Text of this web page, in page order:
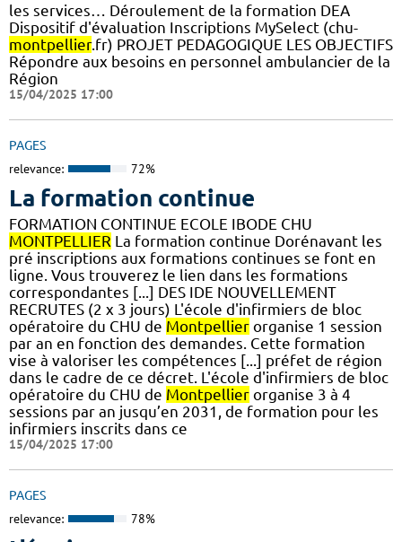
les services… Déroulement de la formation DEA
Dispositif d'évaluation Inscriptions MySelect (chu-
montpellier.fr) PROJET PEDAGOGIQUE LES OBJECTIFS
Répondre aux besoins en personnel ambulancier de la
Région
15/04/2025 17:00
PAGES
relevance: 72%
La formation continue
FORMATION CONTINUE ECOLE IBODE CHU
MONTPELLIER La formation continue Dorénavant les
pré inscriptions aux formations continues se font en
ligne. Vous trouverez le lien dans les formations
correspondantes [...] DES IDE NOUVELLEMENT
RECRUTES (2 x 3 jours) L'école d'infirmiers de bloc
opératoire du CHU de Montpellier organise 1 session
par an en fonction des demandes. Cette formation
vise à valoriser les compétences [...] préfet de région
dans le cadre de ce décret. L'école d'infirmiers de bloc
opératoire du CHU de Montpellier organise 3 à 4
sessions par an jusqu’en 2031, de formation pour les
infirmiers inscrits dans ce
15/04/2025 17:00
PAGES
relevance: 78%